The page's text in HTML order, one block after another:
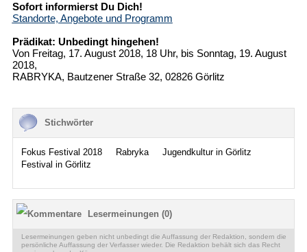
Sofort informierst Du Dich!
Standorte, Angebote und Programm
Prädikat: Unbedingt hingehen!
Von Freitag, 17. August 2018, 18 Uhr, bis Sonntag, 19. August
2018,
RABRYKA, Bautzener Straße 32, 02826 Görlitz
Stichwörter
Fokus Festival 2018 Rabryka
Jugendkultur in Görlitz
Festival in Görlitz
Lesermeinungen (0)
Lesermeinungen geben nicht unbedingt die Auffassung der Redaktion, sondern die
persönliche Auffassung der Verfasser wieder. Die Redaktion behält sich das Recht